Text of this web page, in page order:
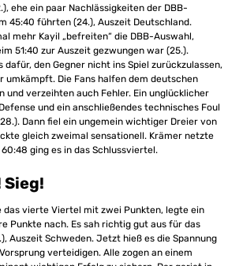
ehe ein paar Nachlässigkeiten der DBB-
45:40 führten (24.), Auszeit Deutschland.
mehr Kayil „befreiten“ die DBB-Auswahl,
51:40 zur Auszeit gezwungen war (25.).
dafür, den Gegner nicht ins Spiel zurückzulassen,
umkämpft. Die Fans halfen dem deutschen
und verzeihten auch Fehler. Ein unglücklicher
und ein anschließendes technisches Foul
Dann fiel ein ungemein wichtiger Dreier von
gleich zweimal sensationell. Krämer netzte
ging es in das Schlussviertel.
das vierte Viertel mit zwei Punkten, legte ein
Punkte nach. Es sah richtig gut aus für das
Auszeit Schweden. Jetzt hieß es die Spannung
verteidigen. Alle zogen an einem